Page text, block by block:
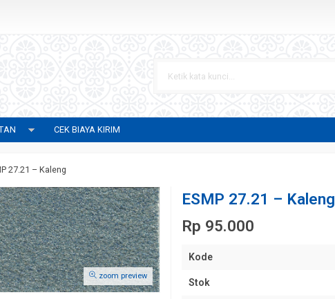
CEK BIAYA KIRIM
27.21 – Kaleng
zoom preview
ESMP 27.21 – Kaleng
Rp 95.000
Kode
Stok